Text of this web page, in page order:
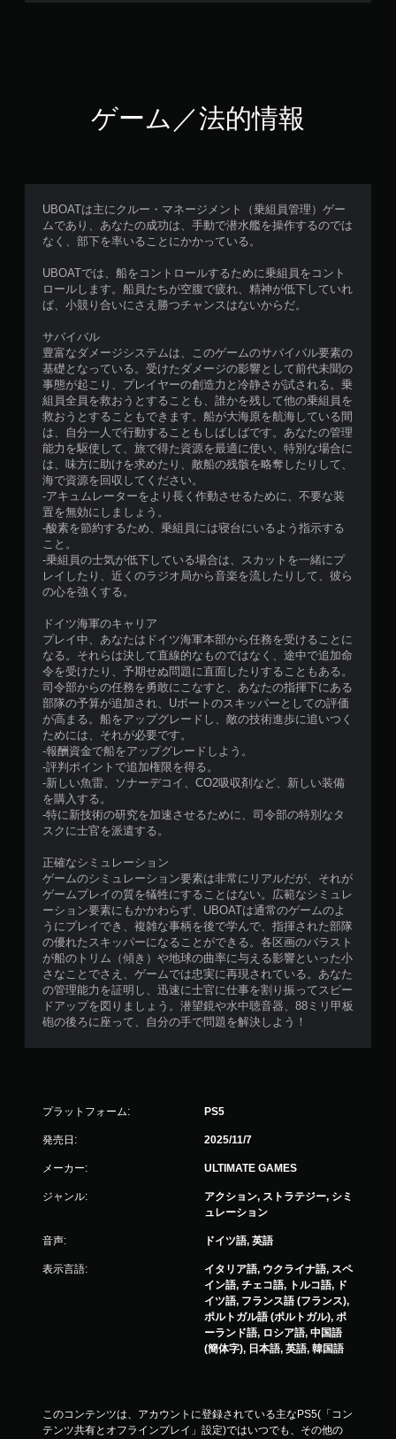
ゲーム／法的情報
UBOATは主にクルー・マネージメント（乗組員管理）ゲー
ムであり、あなたの成功は、手動で潜水艦を操作するのでは
なく、部下を率いることにかかっている。
UBOATでは、船をコントロールするために乗組員をコント
ロールします。船員たちが空腹で疲れ、精神が低下していれ
ば、小競り合いにさえ勝つチャンスはないからだ。
サバイバル
豊富なダメージシステムは、このゲームのサバイバル要素の
基礎となっている。受けたダメージの影響として前代未聞の
事態が起こり、プレイヤーの創造力と冷静さが試される。乗
組員全員を救おうとすることも、誰かを残して他の乗組員を
救おうとすることもできます。船が大海原を航海している間
は、自分一人で行動することもしばしばです。あなたの管理
能力を駆使して、旅で得た資源を最適に使い、特別な場合に
は、味方に助けを求めたり、敵船の残骸を略奪したりして、
海で資源を回収してください。
-アキュムレーターをより長く作動させるために、不要な装
置を無効にしましょう。
-酸素を節約するため、乗組員には寝台にいるよう指示する
こと。
-乗組員の士気が低下している場合は、スカットを一緒にプ
レイしたり、近くのラジオ局から音楽を流したりして、彼ら
の心を強くする。
ドイツ海軍のキャリア
プレイ中、あなたはドイツ海軍本部から任務を受けることに
なる。それらは決して直線的なものではなく、途中で追加命
令を受けたり、予期せぬ問題に直面したりすることもある。
司令部からの任務を勇敢にこなすと、あなたの指揮下にある
部隊の予算が追加され、Uボートのスキッパーとしての評価
が高まる。船をアップグレードし、敵の技術進歩に追いつく
ためには、それが必要です。
-報酬資金で船をアップグレードしよう。
-評判ポイントで追加権限を得る。
-新しい魚雷、ソナーデコイ、CO2吸収剤など、新しい装備
を購入する。
-特に新技術の研究を加速させるために、司令部の特別なタ
スクに士官を派遣する。
正確なシミュレーション
ゲームのシミュレーション要素は非常にリアルだが、それが
ゲームプレイの質を犠牲にすることはない。広範なシミュレ
ーション要素にもかかわらず、UBOATは通常のゲームのよ
うにプレイでき、複雑な事柄を後で学んで、指揮された部隊
の優れたスキッパーになることができる。各区画のバラスト
が船のトリム（傾き）や地球の曲率に与える影響といった小
さなことでさえ、ゲームでは忠実に再現されている。あなた
の管理能力を証明し、迅速に士官に仕事を割り振ってスピー
ドアップを図りましょう。潜望鏡や水中聴音器、88ミリ甲板
砲の後ろに座って、自分の手で問題を解決しよう！
プラットフォーム: PS5
発売日: 2025/11/7
メーカー: ULTIMATE GAMES
ジャンル:
アクション, ストラテジー, シミ
ュレーション
音声: ドイツ語, 英語
表示言語:
イタリア語, ウクライナ語, スペ
イン語, チェコ語, トルコ語, ド
イツ語, フランス語 (フランス),
ポルトガル語 (ポルトガル), ポ
ーランド語, ロシア語, 中国語
(簡体字), 日本語, 英語, 韓国語
このコンテンツは、アカウントに登録されている主なPS5(「コン
テンツ共有とオフラインプレイ」設定)ではいつでも、その他の